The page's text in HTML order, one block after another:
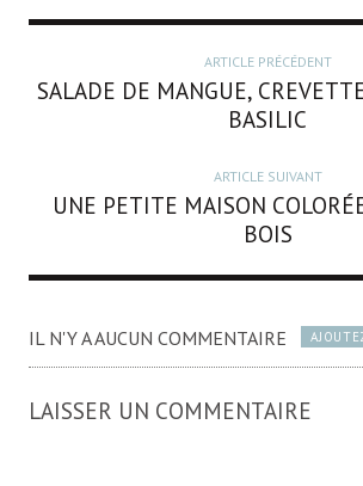
ARTICLE PRÉCÉDENT
SALADE DE MANGUE,
BASILIC
ARTICLE SUIVANT
UNE PETITE MAISON
BOIS
IL N'Y A AUCUN COMMENTAIRE
LAISSER UN COMMENTAIRE